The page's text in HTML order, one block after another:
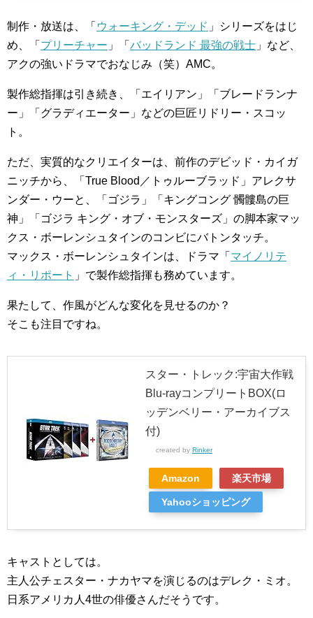
制作・放送は、「 ウォーキング・デッド 」シリーズをはじ
め、「 プリーチャー 」「 バッドランド 最強の戦士 」など、
アクの強いドラマでおなじみ（笑）AMC。
製作総指揮は引き続き、「エイリアン」「ブレードランナ
ー」「グラディエーター」などの巨匠リドリー・スコッ
ト。
ただ、実質的なクリエイターは、前作のデビッド・カイガ
ニッチから、「True Blood／トゥルーブラッド」アレクサ
ンダー・ウーと、「ゴジラ」「キングコング 髑髏島の巨
神」「ゴジラ キング・オブ・モンスターズ」の脚本家マッ
クス・ボーレンシュタインのコンビにバトンタッチ。
マックス・ボーレンシュタインは、ドラマ「 マイノリテ
ィ・リポート 」で製作総指揮も務めています。
果たして、作風がどんな変化を見せるのか？
そこも注目ですね。
スター・トレック:宇宙大作戦
Blu-rayコンプリートBOX(ロ
ッデンベリー・アーカイブス
付)
created by Rinker
Amazon 楽天市場
Yahooショッピング
キャストとしては。
主人公チェスター・ナカヤマを演じるのはデレク・ミオ。
日系アメリカ人4世の俳優さんだそうです。